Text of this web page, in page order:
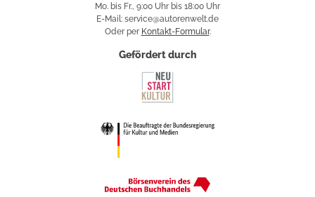
Mo. bis Fr., 9:00 Uhr bis 18:00 Uhr
E-Mail: service@autorenwelt.de
Oder per Kontakt-Formular.
Gefördert durch